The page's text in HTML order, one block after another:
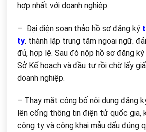
hợp nhất với doanh nghiệp.
– Đại diện soạn thảo hồ sơ đăng ký
ty, thành lập trung tâm ngoại ngữ,
đủ, hợp lệ. Sau đó nộp hồ sơ đăng
Sở Kế hoạch và đầu tư rồi chờ lấy
doanh nghiệp.
– Thay mặt công bố nội dung đăng
lên cổng thông tin điện tử quốc gia,
công ty và công khai mẫu dấu đúng